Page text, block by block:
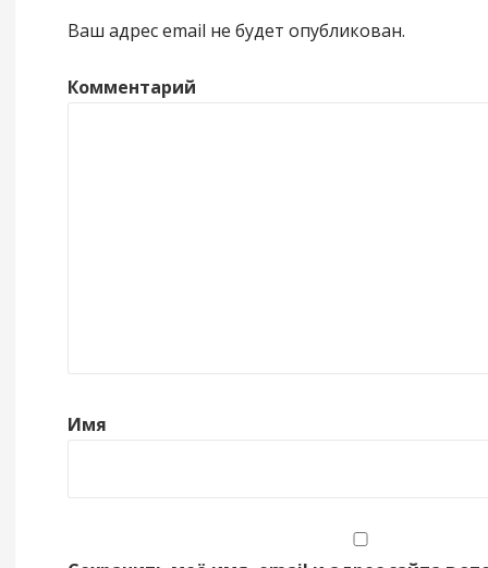
Ваш адрес email не будет опубликован.
Комментарий
Имя